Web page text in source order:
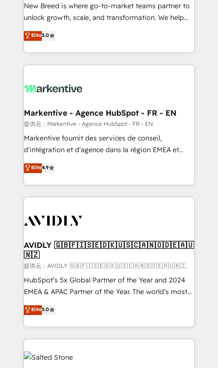
Marketo・Pardot等からの移行、カスタム設計、履歴
データ移行と活用設計まで。 ▸ AEO対応：ChatGPT・
ンツとサイト構造を最適化。 🏆 なぜ100incを選ぶの
か？ ✓ HubSpot Eliteパートナー認定 ✓ HubSpotアワ
ード受賞・HUGリーダー ✓ ISO27001:2022 /
HubSpot大百科 出版 CRM・AI活用に関するご相談、現
せください。
to automate growth. 🏆 Elite Excellence - 8 platform
accreditations and deep HIPAA-compliance
expertise. - A team of 250+ experts dedicated to
your resilient growth.
New Breed is where go-to-market teams partner to
unlock growth, scale, and transformation. We help
companies activate HubSpot’s AI-powered
customer platform and operationalize HubSpot’s
Loop Marketing framework through expert-led
services, smart agents, and purpose-built apps,
results, fast. ⚙️CRM & RevOps: Align all Hubs to your
🎯Demand Gen & ABM: Drive pipeline with inbound,
ABM, AEO, SEO, & paid media. 👩‍💻Web Design:
Build high-performing websites with UX, messaging,
& conversion strategy that drive results. 🤖AI
AI, & maximize AEO with tailored AI services. 🧩
Integrations: Extend HubSpot with custom
Elite5.0
Markentive - Agence HubSpot - FR - EN
提供元：Markentive - Agence HubSpot - FR - EN
Markentive fournit des services de conseil,
d'intégration et d'agence dans la région EMEA et
North America. Avec plus de 115 experts en
marketing automation, Growth, Revops, CRM et
webdesign. Markentive is both a consulting firm, a
digital agency and an integrator. With over 115
CRM and webdesign (We focus on EMEA - USA
Elite4.9
AVIDLY 🇬🇧🇫🇮🇸🇪🇩🇰🇺🇸🇨🇦🇳🇴🇩🇪🇦🇺
🇳🇿
提供元：AVIDLY 🇬🇧🇫🇮🇸🇪🇩🇰🇺🇸🇨🇦🇳🇴🇩🇪🇦🇺🇳🇿
HubSpot’s 5x Global Partner of the Year and 2024
EMEA & APAC Partner of the Year. The world’s most
experienced and fully accredited HubSpot Solutions
Partner. 🚀 With 2,750+ HubSpot projects delivered
and 370+ specialists across EMEA, APAC and NAM,
we de-risk complex CRM programmes and
accelerate ROI across every HubSpot Hub. 🧭 From
multi-region migrations to AI-powered automation,
Elite5.0